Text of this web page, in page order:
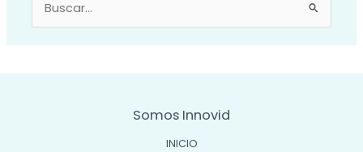
Buscar
por:
Somos Innovid
INICIO